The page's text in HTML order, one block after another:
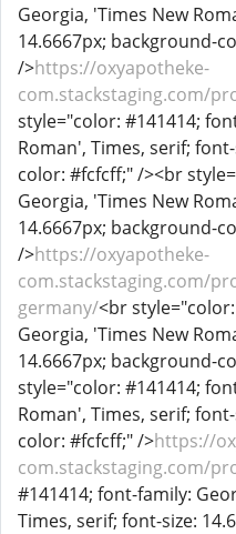
Georgia, 'Times New
14.6667px; background-
/>https://oxyapotheke-
com.stackstaging.com/
style="color: #141414;
Roman', Times, serif;
color: #fcfcff;" /><br
Georgia, 'Times New
14.6667px; background-
/>https://oxyapotheke-
com.stackstaging.com/
germany/<br
Georgia, 'Times New
14.6667px; background-
style="color: #141414;
Roman', Times, serif;
color: #fcfcff;" />https://
com.stackstaging.com/
#141414; font-family:
Times, serif; font-size: